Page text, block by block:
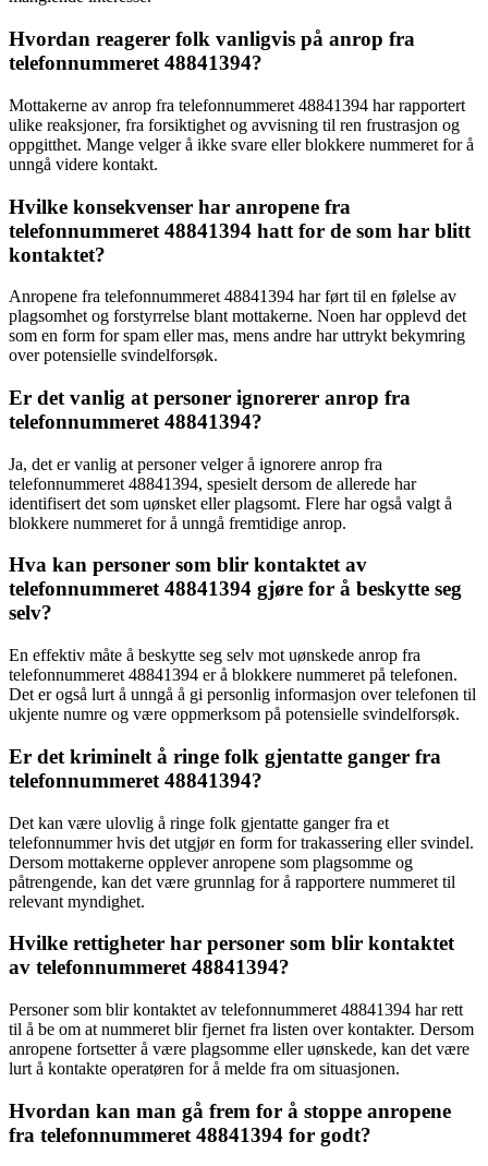
Hvordan reagerer folk vanligvis på anrop fra
telefonnummeret 48841394?
Mottakerne av anrop fra telefonnummeret 48841394 har rapportert
ulike reaksjoner, fra forsiktighet og avvisning til ren frustrasjon og
oppgitthet. Mange velger å ikke svare eller blokkere nummeret for å
unngå videre kontakt.
Hvilke konsekvenser har anropene fra
telefonnummeret 48841394 hatt for de som har blitt
kontaktet?
Anropene fra telefonnummeret 48841394 har ført til en følelse av
plagsomhet og forstyrrelse blant mottakerne. Noen har opplevd det
som en form for spam eller mas, mens andre har uttrykt bekymring
over potensielle svindelforsøk.
Er det vanlig at personer ignorerer anrop fra
telefonnummeret 48841394?
Ja, det er vanlig at personer velger å ignorere anrop fra
telefonnummeret 48841394, spesielt dersom de allerede har
identifisert det som uønsket eller plagsomt. Flere har også valgt å
blokkere nummeret for å unngå fremtidige anrop.
Hva kan personer som blir kontaktet av
telefonnummeret 48841394 gjøre for å beskytte seg
selv?
En effektiv måte å beskytte seg selv mot uønskede anrop fra
telefonnummeret 48841394 er å blokkere nummeret på telefonen.
Det er også lurt å unngå å gi personlig informasjon over telefonen til
ukjente numre og være oppmerksom på potensielle svindelforsøk.
Er det kriminelt å ringe folk gjentatte ganger fra
telefonnummeret 48841394?
Det kan være ulovlig å ringe folk gjentatte ganger fra et
telefonnummer hvis det utgjør en form for trakassering eller svindel.
Dersom mottakerne opplever anropene som plagsomme og
påtrengende, kan det være grunnlag for å rapportere nummeret til
relevant myndighet.
Hvilke rettigheter har personer som blir kontaktet
av telefonnummeret 48841394?
Personer som blir kontaktet av telefonnummeret 48841394 har rett
til å be om at nummeret blir fjernet fra listen over kontakter. Dersom
anropene fortsetter å være plagsomme eller uønskede, kan det være
lurt å kontakte operatøren for å melde fra om situasjonen.
Hvordan kan man gå frem for å stoppe anropene
fra telefonnummeret 48841394 for godt?